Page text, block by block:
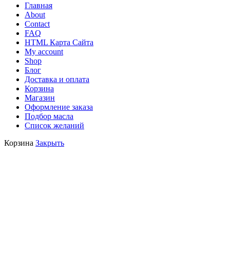
Главная
About
Contact
FAQ
HTML Карта Сайта
My account
Shop
Блог
Доставка и оплата
Корзина
Магазин
Оформление заказа
Подбор масла
Список желаний
Корзина Закрыть